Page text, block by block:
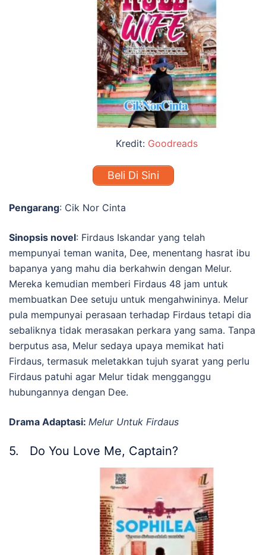
Kredit: Goodreads
Beli Di Sini
Pengarang: Cik Nor Cinta
Sinopsis novel: Firdaus Iskandar yang telah
mempunyai teman wanita, Dee, menentang hasrat ibu
bapanya yang mahu dia berkahwin dengan Melur.
Mereka kemudian memberi Firdaus 48 jam untuk
membuatkan Dee setuju untuk mengahwininya. Melur
pula mempunyai perasaan terhadap Firdaus tetapi dia
sebaliknya tidak merasakan perkara yang sama. Tanpa
berputus asa, Melur sedaya upaya memikat hati
Firdaus, termasuk meletakkan tujuh syarat yang perlu
Firdaus patuhi agar Melur tidak mengganggu
hubungannya dengan Dee.
Drama Adaptasi: Melur Untuk Firdaus
5. Do You Love Me, Captain?